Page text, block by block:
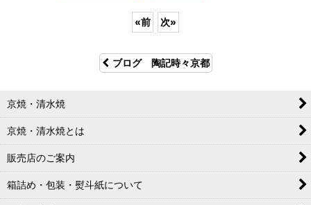
«前 次»
ブログ 陶記時々京都
京焼・清水焼
京焼・清水焼とは
販売店のご案内
箱詰め・包装・熨斗紙について